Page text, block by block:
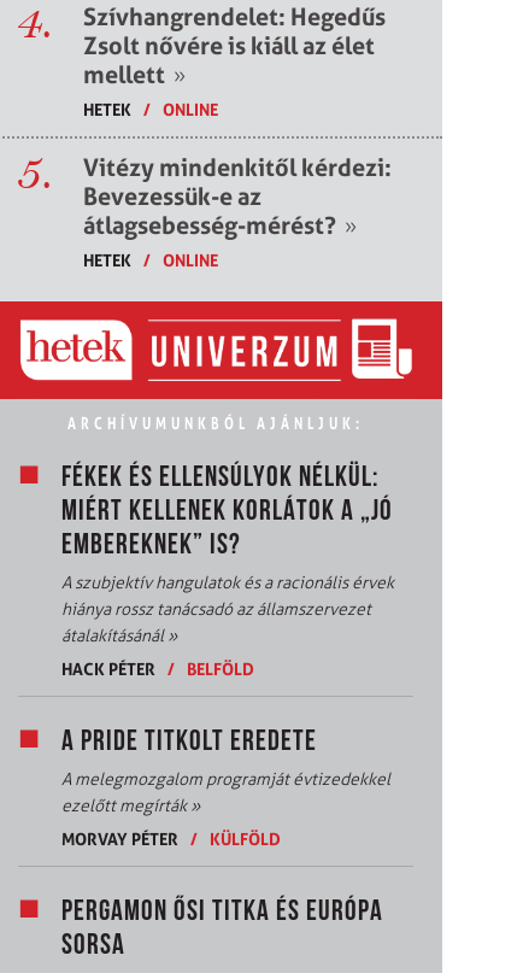
4.
Szívhangrendelet: Hegedűs
Zsolt nővére is kiáll az élet
mellett »
HETEK / ONLINE
5.
Vitézy mindenkitől kérdezi:
Bevezessük-e az
átlagsebesség-mérést? »
HETEK / ONLINE
ARCHÍVUMUNKBÓL AJÁNLJUK:
FÉKEK ÉS ELLENSÚLYOK NÉLKÜL:
MIÉRT KELLENEK KORLÁTOK A „JÓ
EMBEREKNEK” IS?
A szubjektív hangulatok és a racionális érvek
hiánya rossz tanácsadó az államszervezet
átalakításánál»
HACK PÉTER
/ BELFÖLD
A PRIDE TITKOLT EREDETE
A melegmozgalom programját évtizedekkel
ezelőtt megírták»
MORVAY PÉTER
/ KÜLFÖLD
PERGAMON ŐSI TITKA ÉS EURÓPA
SORSA